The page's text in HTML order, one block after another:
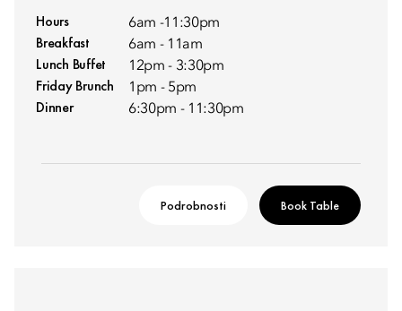
Hours 6am -11:30pm
Breakfast 6am - 11am
Lunch Buffet 12pm - 3:30pm
Friday Brunch 1pm - 5pm
Dinner 6:30pm - 11:30pm
Podrobnosti Book Table